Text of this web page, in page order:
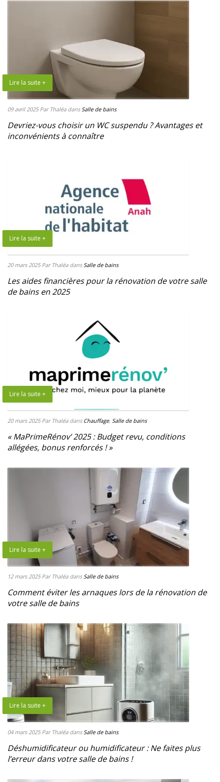
Lire la suite +
09 avril 2025 Par Thaléa dansSalle de bains
Devriez-vous choisir un WC suspendu ? Avantages et
inconvénients à connaître
Lire la suite +
20 mars 2025 Par Thaléa dansSalle de bains
Les aides financières pour la rénovation de votre salle
de bains en 2025
Lire la suite +
20 mars 2025 Par Thaléa dans Chauffage, Salle de bains
« MaPrimeRénov’ 2025 : Budget revu, conditions
allégées, bonus renforcés ! »
Lire la suite +
12 mars 2025 Par Thaléa dansSalle de bains
Comment éviter les arnaques lors de la rénovation de
votre salle de bains
Lire la suite +
04 mars 2025 Par Thaléa dansSalle de bains
Déshumidificateur ou humidificateur : Ne faites plus
l’erreur dans votre salle de bains !